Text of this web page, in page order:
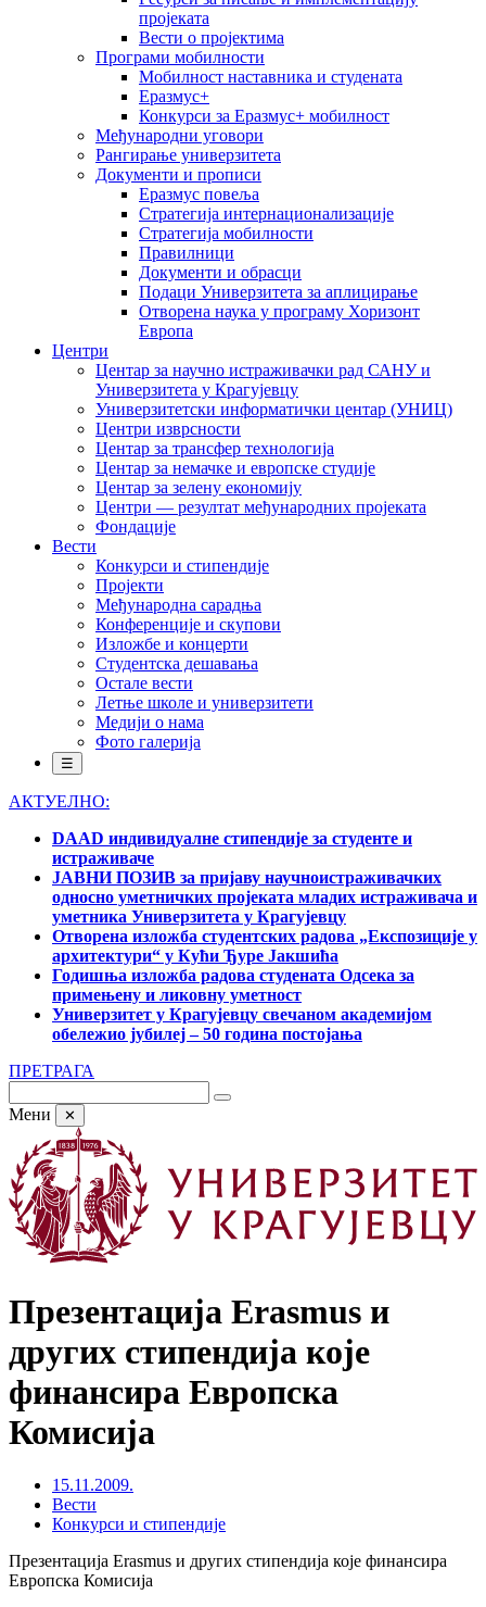
пројеката
Вести о пројектима
Програми мобилности
Мобилност наставника и студената
Еразмус+
Конкурси за Еразмус+ мобилност
Међународни уговори
Рангирање универзитета
Документи и прописи
Еразмус повеља
Стратегија интернационализације
Стратегија мобилности
Правилници
Документи и обрасци
Подаци Универзитета за аплицирање
Отворена наука у програму Хоризонт
Европа
Центри
Центар за научно истраживачки рад САНУ и
Универзитета у Крагујевцу
Универзитетски информатички центар (УНИЦ)
Центри изврсности
Центар за трансфер технологија
Центар за немачке и европске студије
Центар за зелену економију
Центри — резултат међународних пројеката
Фондације
Вести
Конкурси и стипендије
Пројекти
Међународна сарадња
Конференције и скупови
Изложбе и концерти
Студентска дешавања
Остале вести
Летње школе и универзитети
Медији о нама
Фото галерија
☰
АКТУЕЛНО:
DAAD индивидуалне стипендије за студенте и
истраживаче
ЈАВНИ ПОЗИВ за пријаву научноистраживачких
односно уметничких пројеката младих истраживача и
уметника Универзитета у Крагујевцу
Отворена изложба студентских радова „Експозиције у
архитектури“ у Кући Ђуре Јакшића
Годишња изложба радова студената Одсека за
примењену и ликовну уметност
Универзитет у Крагујевцу свечаном академијом
обележио јубилеј – 50 година постојања
ПРЕТРАГА
Мени ✕
Презентација Erasmus и
других стипендија које
финансира Европска
Комисија
15.11.2009.
Вести
Конкурси и стипендије
Презентација Erasmus и других стипендија које финансира
Европска Комисија